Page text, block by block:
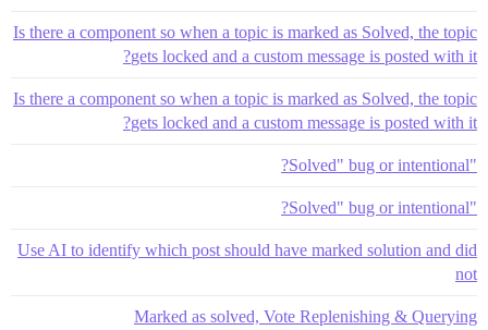
Is there a component so when a topic is marked as Solved, the topic
gets locked and a custom message is posted with it?
Is there a component so when a topic is marked as Solved, the topic
gets locked and a custom message is posted with it?
"Solved" bug or intentional?
"Solved" bug or intentional?
Use AI to identify which post should have marked solution and did
not
Marked as solved, Vote Replenishing & Querying